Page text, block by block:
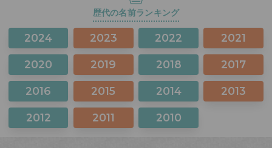
歴代の名前ランキング
2024 2023 2022 2021
2020 2019 2018 2017
2016 2015 2014 2013
2012 2011 2010